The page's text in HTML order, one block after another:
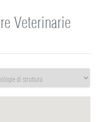
Veterinarie